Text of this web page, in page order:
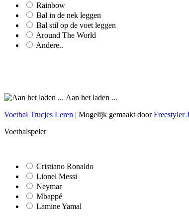
Rainbow
Bal in de nek leggen
Bal stil op de voet leggen
Around The World
Andere..
Aan het laden ...
Voetbal Trucjes Leren | Mogelijk gemaakt doorFreestyler
Voetbalspeler
Cristiano Ronaldo
Lionel Messi
Neymar
Mbappé
Lamine Yamal